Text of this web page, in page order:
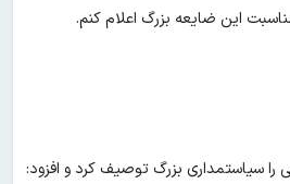
این ضایعه بزرگ اعلام کنم.
را سیاستمداری بزرگ توصیف کرد و افزود: